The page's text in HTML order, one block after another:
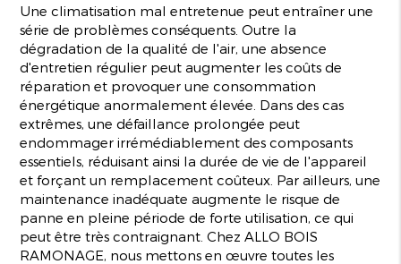
Une climatisation mal entretenue peut entraîner une
série de problèmes conséquents. Outre la
dégradation de la qualité de l'air, une absence
d'entretien régulier peut augmenter les coûts de
réparation et provoquer une consommation
énergétique anormalement élevée. Dans des cas
extrêmes, une défaillance prolongée peut
endommager irrémédiablement des composants
essentiels, réduisant ainsi la durée de vie de l'appareil
et forçant un remplacement coûteux. Par ailleurs, une
maintenance inadéquate augmente le risque de
panne en pleine période de forte utilisation, ce qui
peut être très contraignant. Chez ALLO BOIS
RAMONAGE, nous mettons en œuvre toutes les